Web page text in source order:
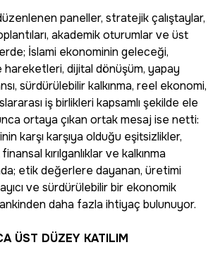
paneller, stratejik çalıştaylar,
akademik oturumlar ve üst
İslami ekonominin geleceği,
dijital dönüşüm, yapay
sürdürülebilir kalkınma, reel ekonomi,
iş birlikleri kapsamlı şekilde ele
ortaya çıkan ortak mesaj ise netti:
karşı karşıya olduğu eşitsizlikler,
kırılganlıklar ve kalkınma
etik değerlere dayanan, üretimi
ve sürdürülebilir bir ekonomik
daha fazla ihtiyaç bulunuyor.
ÜST DÜZEY KATILIM